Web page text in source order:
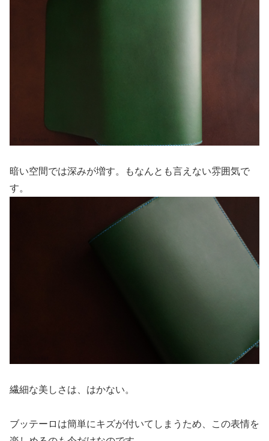
暗い空間では深みが増す。もなんとも言えない雰囲気で
す。
繊細な美しさは、はかない。
ブッテーロは簡単にキズが付いてしまうため、この表情を